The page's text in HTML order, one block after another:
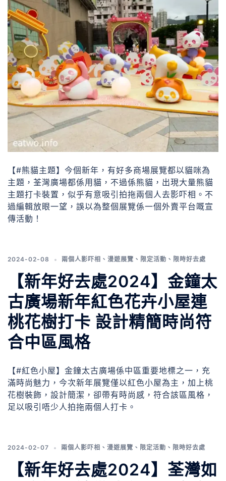
【#熊貓主題】今個新年，有好多商場展覽都以貓咪為
主題，荃灣廣場都係用貓，不過係熊貓，出現大量熊貓
主題打卡裝置，似乎有意吸引拍拖兩個人去影吓相。不
過編輯放眼一望，誤以為整個展覽係一個外賣平台嘅宣
傳活動！
2024-02-08 兩個人影吓相 、 漫遊展覽 、 限定活動 、 限時好去處
【新年好去處2024】金鐘太
古廣場新年紅色花卉小屋連
桃花樹打卡 設計精簡時尚符
合中區風格
【#紅色小屋】金鐘太古廣場係中區重要地標之一，充
滿時尚魅力，今次新年展覽僅以紅色小屋為主，加上桃
花樹裝飾，設計簡潔，卻帶有時尚感，符合該區風格，
足以吸引唔少人拍拖兩個人打卡。
2024-02-07 兩個人影吓相 、 漫遊展覽 、 限定活動 、 限時好去處
【新年好去處2024】荃灣如